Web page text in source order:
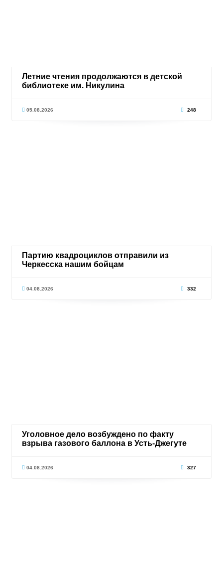
Летние чтения продолжаются в детской
библиотеке им. Никулина
05.08.2026 248
Партию квадроциклов отправили из
Черкесска нашим бойцам
04.08.2026 332
Уголовное дело возбуждено по факту
взрыва газового баллона в Усть-Джегуте
04.08.2026 327